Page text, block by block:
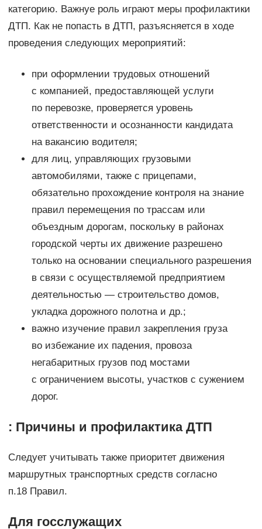
категорию. Важнуе роль играют меры профилактики
ДТП. Как не попасть в ДТП, разъясняется в ходе
проведения следующих мероприятий:
при оформлении трудовых отношений
с компанией, предоставляющей услуги
по перевозке, проверяется уровень
ответственности и осознанности кандидата
на вакансию водителя;
для лиц, управляющих грузовыми
автомобилями, также с прицепами,
обязательно прохождение контроля на знание
правил перемещения по трассам или
объездным дорогам, поскольку в районах
городской черты их движение разрешено
только на основании специального разрешения
в связи с осуществляемой предприятием
деятельностью — строительство домов,
укладка дорожного полотна и др.;
важно изучение правил закрепления груза
во избежание их падения, провоза
негабаритных грузов под мостами
с ограничением высоты, участков с сужением
дорог.
: Причины и профилактика ДТП
Следует учитывать также приоритет движения
маршрутных транспортных средств согласно
п.18 Правил.
Для госслужащих